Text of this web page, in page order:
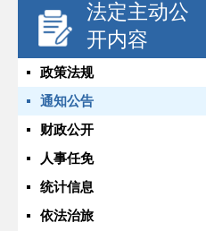
法定主动公
开内容
政策法规
通知公告
财政公开
人事任免
统计信息
依法治旅